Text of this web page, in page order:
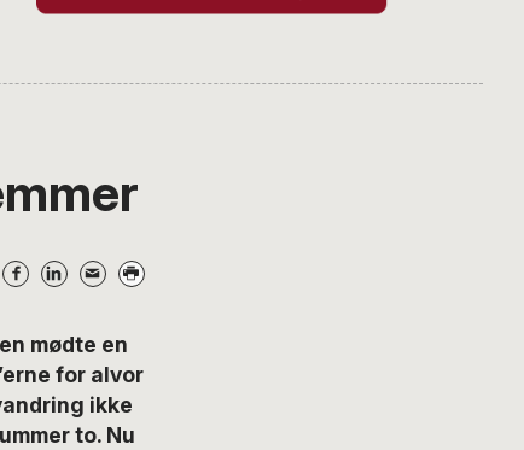
mødte en
for alvor
ikke
to. Nu